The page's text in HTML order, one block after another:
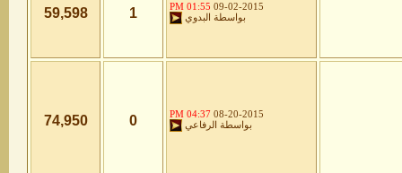
09-02-2015
01:55 PM
بواسطة
البدوي 1
59,598
08-20-2015
04:37 PM
بواسطة
الرفاعي 0
74,950